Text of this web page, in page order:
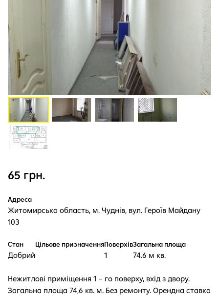
65 грн.
Адреса
Житомирська область, м. Чуднів, вул. Героїв Майдану
103
Стан
Добрий
Цільове призначенняПоверхів
1
Загальна площа
74.6 м кв.
Нежитлові приміщення 1 – го поверху, вхід з двору.
Загальна площа 74,6 кв. м. Без ремонту. Орендна ставка